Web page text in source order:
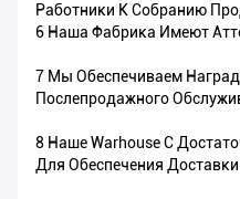
Работники К Собранию
6 Наша Фабрика Имеют
7 Мы Обеспечиваем
Послепродажного
8 Наше Warhouse С
Для Обеспечения